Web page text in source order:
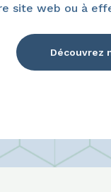
site web ou à
Découvrez